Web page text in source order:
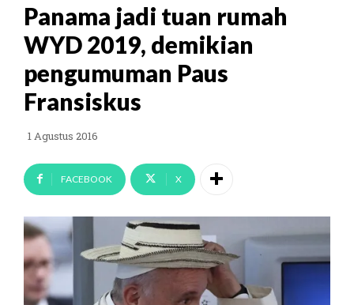
Panama jadi tuan rumah
WYD 2019, demikian
pengumuman Paus
Fransiskus
1 Agustus 2016
FACEBOOK X